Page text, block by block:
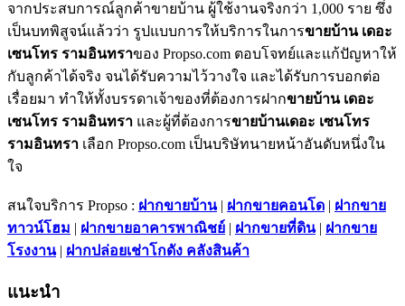
จากประสบการณ์ลูกค้าขายบ้าน ผู้ใช้งานจริงกว่า 1,000 ราย ซึ่ง
เป็นบทพิสูจน์แล้วว่า รูปแบบการให้บริการในการขายบ้าน เดอะ
เซนโทร รามอินทราของ Propso.com ตอบโจทย์และแก้ปัญหาให้
กับลูกค้าได้จริง จนได้รับความไว้วางใจ และได้รับการบอกต่อ
เรื่อยมา ทำให้ทั้งบรรดาเจ้าของที่ต้องการฝากขายบ้าน เดอะ
เซนโทร รามอินทรา และผู้ที่ต้องการขายบ้านเดอะ เซนโทร
รามอินทรา เลือก Propso.com เป็นบริษัทนายหน้าอันดับหนึ่งใน
ใจ
สนใจบริการ Propso : ฝากขายบ้าน| ฝากขายคอนโด | ฝากขาย
ทาวน์โฮม | ฝากขายอาคารพาณิชย์ | ฝากขายที่ดิน| ฝากขาย
โรงงาน| ฝากปล่อยเช่าโกดัง คลังสินค้า
แนะนำ